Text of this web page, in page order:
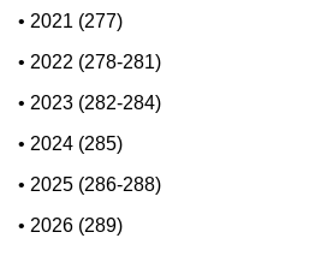
• 2021 (277)
• 2022 (278-281)
• 2023 (282-284)
• 2024 (285)
• 2025 (286-288)
• 2026 (289)